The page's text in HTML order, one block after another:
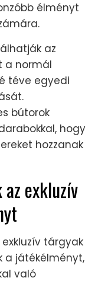
élményt
az
a normál
téve egyedi
bútorok
hogy
hozzanak
exkluzív
tárgyak
a játékélményt,
való